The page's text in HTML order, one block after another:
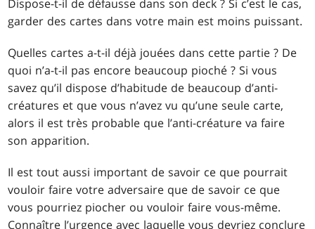
Dispose-t-il de défausse dans son deck ? Si c’est le cas,
garder des cartes dans votre main est moins puissant.
Quelles cartes a-t-il déjà jouées dans cette partie ? De
quoi n’a-t-il pas encore beaucoup pioché ? Si vous
savez qu’il dispose d’habitude de beaucoup d’anti-
créatures et que vous n’avez vu qu’une seule carte,
alors il est très probable que l’anti-créature va faire
son apparition.
Il est tout aussi important de savoir ce que pourrait
vouloir faire votre adversaire que de savoir ce que
vous pourriez piocher ou vouloir faire vous-même.
Connaître l’urgence avec laquelle vous devriez conclure